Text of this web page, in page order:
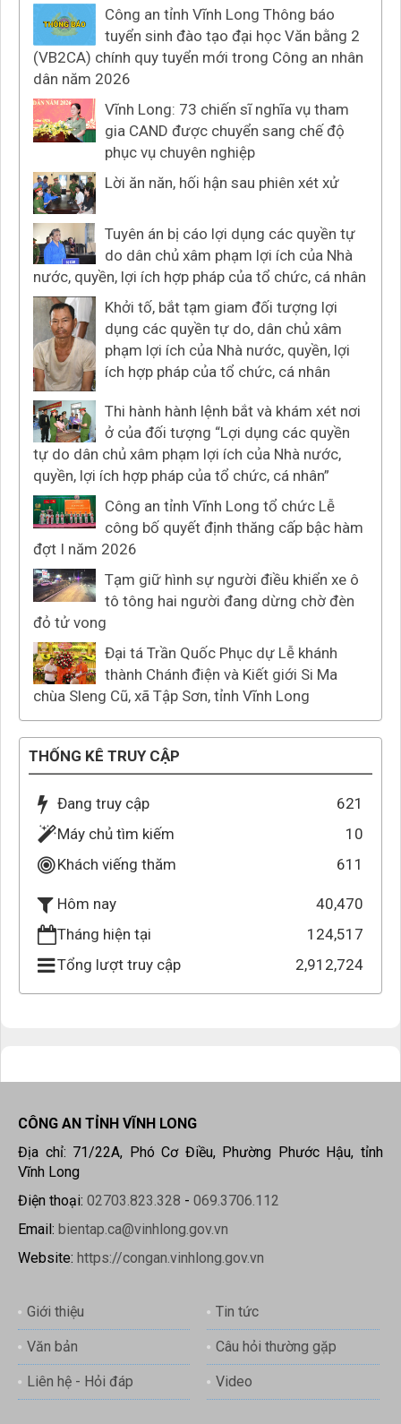
Công an tỉnh Vĩnh Long Thông báo
tuyển sinh đào tạo đại học Văn bằng 2
(VB2CA) chính quy tuyển mới trong Công an nhân
dân năm 2026
Vĩnh Long: 73 chiến sĩ nghĩa vụ tham
gia CAND được chuyển sang chế độ
phục vụ chuyên nghiệp
Lời ăn năn, hối hận sau phiên xét xử
Tuyên án bị cáo lợi dụng các quyền tự
do dân chủ xâm phạm lợi ích của Nhà
nước, quyền, lợi ích hợp pháp của tổ chức, cá nhân
Khởi tố, bắt tạm giam đối tượng lợi
dụng các quyền tự do, dân chủ xâm
phạm lợi ích của Nhà nước, quyền, lợi
ích hợp pháp của tổ chức, cá nhân
Thi hành hành lệnh bắt và khám xét nơi
ở của đối tượng “Lợi dụng các quyền
tự do dân chủ xâm phạm lợi ích của Nhà nước,
quyền, lợi ích hợp pháp của tổ chức, cá nhân”
Công an tỉnh Vĩnh Long tổ chức Lễ
công bố quyết định thăng cấp bậc hàm
đợt I năm 2026
Tạm giữ hình sự người điều khiển xe ô
tô tông hai người đang dừng chờ đèn
đỏ tử vong
Đại tá Trần Quốc Phục dự Lễ khánh
thành Chánh điện và Kiết giới Si Ma
chùa Sleng Cũ, xã Tập Sơn, tỉnh Vĩnh Long
THỐNG KÊ TRUY CẬP
Đang truy cập
621
Máy chủ tìm kiếm
10
Khách viếng thăm
611
Hôm nay
40,470
Tháng hiện tại
124,517
Tổng lượt truy cập
2,912,724
CÔNG AN TỈNH VĨNH LONG
Địa chỉ: 71/22A, Phó Cơ Điều, Phường Phước Hậu, tỉnh
Vĩnh Long
Điện thoại: 02703.823.328 - 069.3706.112
Email: bientap.ca@vinhlong.gov.vn
Website: https://congan.vinhlong.gov.vn
Giới thiệu Tin tức
Văn bản Câu hỏi thường gặp
Liên hệ - Hỏi đáp Video